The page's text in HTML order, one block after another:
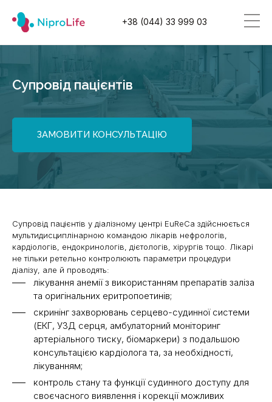
+38 (044) 33 999 03
Супровід пацієнтів
ЗАМОВИТИ КОНСУЛЬТАЦІЮ
Супровід пацієнтів у діалізному центрі EuReCa здійснюється
мультидисциплінарною командою лікарів нефрологів,
кардіологів, ендокринологів, дієтологів, хірургів тощо. Лікарі
не тільки ретельно контролюють параметри процедури
діалізу, але й проводять:
лікування анемії з використанням препаратів заліза
та оригінальних еритропоетинів;
скринінг захворювань серцево-судинної системи
(ЕКГ, УЗД серця, амбулаторний моніторинг
артеріального тиску, біомаркери) з подальшою
консультацією кардіолога та, за необхідності,
лікуванням;
контроль стану та функції судинного доступу для
своєчасного виявлення і корекції можливих